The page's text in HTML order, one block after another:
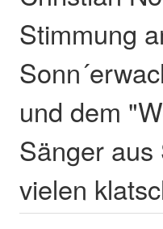
Stimmung
und dem
Sänger
vielen